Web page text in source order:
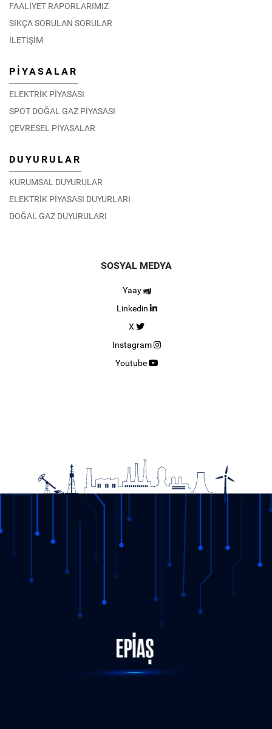
FAALİYET RAPORLARIMIZ
SIKÇA SORULAN SORULAR
İLETİŞİM
PİYASALAR
ELEKTRİK PİYASASI
SPOT DOĞAL GAZ PİYASASI
ÇEVRESEL PİYASALAR
DUYURULAR
KURUMSAL DUYURULAR
ELEKTRİK PİYASASI DUYURLARI
DOĞAL GAZ DUYURULARI
SOSYAL MEDYA
Yaay
Linkedin
X
Instagram
Youtube